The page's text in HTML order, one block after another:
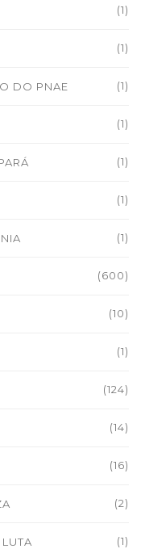
(1)
(1)
DO PNAE (1)
(1)
(1)
(1)
(1)
(600)
(10)
(1)
(124)
(14)
(16)
(2)
(1)